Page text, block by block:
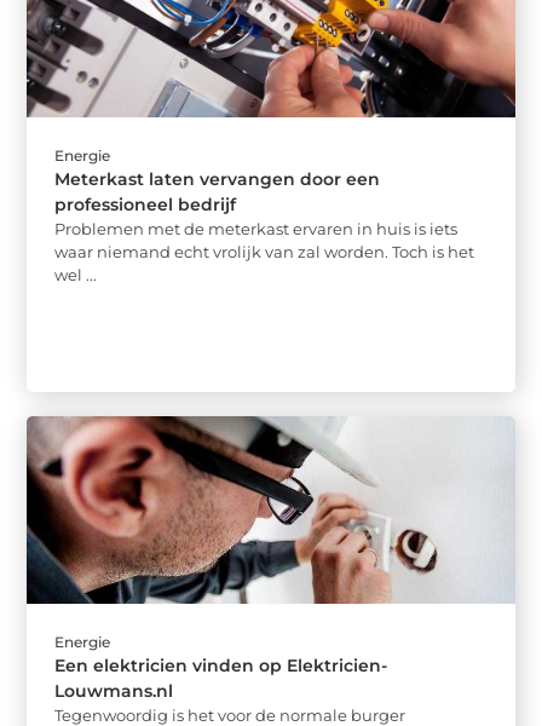
Energie
Meterkast laten vervangen door een
professioneel bedrijf
Problemen met de meterkast ervaren in huis is iets
waar niemand echt vrolijk van zal worden. Toch is het
wel ...
Energie
Een elektricien vinden op Elektricien-
Louwmans.nl
Tegenwoordig is het voor de normale burger